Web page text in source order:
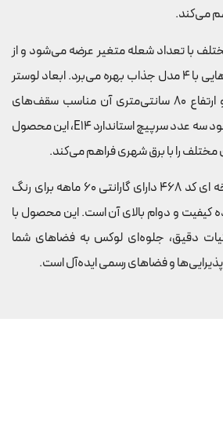
می‌کند.
با تعداد شعله متغیر عرضه می‌شود و از
لاله‌هایی با 5 مدل و آویزهایی با 4 مدل جذاب بهره می‌برد. ابعاد لوستر
80×60 سانتی‌متر بوده و ارتفاع 80 سانتی‌متری آن مناسب سقف‌های
متوسط تا بلند است. با وجود سه عدد سرپیچ استاندارد E14، این محصول
مختلف را با برق شهری فراهم می‌کند.
کلاسیک شاخه ای کد 468 دارای گارانتی 60 ماهه برای رنگ
کیفیت و دوام بالای آن است. این محصول با
دقیق، جلوه‌ای لوکس به فضاهای شما
و فضاهای رسمی ایده‌آل است.